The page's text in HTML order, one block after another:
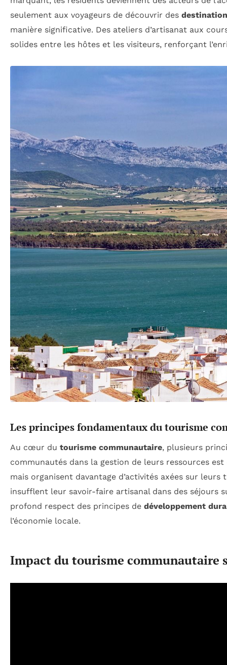
seulement aux voyageurs de découvrir des
manière significative. Des ateliers d’artisanat aux
solides entre les hôtes et les visiteurs, renforçant
Les principes fondamentaux du tourisme
Au cœur du tourisme communautaire, plusieurs
communautés dans la gestion de leurs ressources
mais organisent davantage d’activités axées sur
insufflent leur savoir-faire artisanal dans des séjours
profond respect des principes de développement
l’économie locale.
Impact du tourisme communautaire